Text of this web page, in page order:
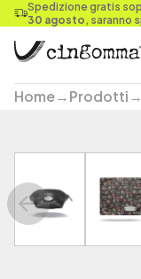
Spedizione gratis
30 agosto, saranno
Home→Prodotti→